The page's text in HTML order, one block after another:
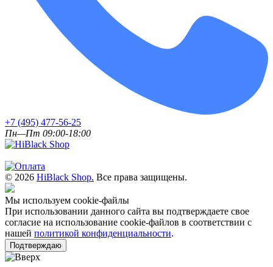
+7 (495) 477-56-25
Пн—Пт 09:00-18:00
© 2026 HiBlack Shop. Все права защищены.
Мы используем cookie-файлы
При использовании данного сайта вы подтверждаете свое
согласие на использование cookie-файлов в соответствии с
нашей политикой конфиденциальности.
Подтверждаю